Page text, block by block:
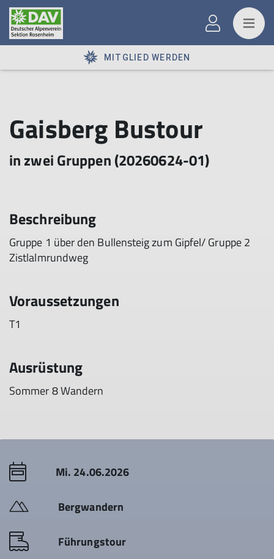
MITGLIED WERDEN
Gaisberg Bustour
in zwei Gruppen (20260624-01)
Beschreibung
Gruppe 1 über den Bullensteig zum Gipfel/ Gruppe 2
Zistlalmrundweg
Voraussetzungen
T1
Ausrüstung
Sommer 8 Wandern
Mi. 24.06.2026
Bergwandern
Führungstour